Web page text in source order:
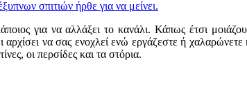
για να αλλάξει το κανάλι. Κάπως έτσι
αρχίσει να σας ενοχλεί ενώ εργάζεστε ή
οι περσίδες και τα στόρια.